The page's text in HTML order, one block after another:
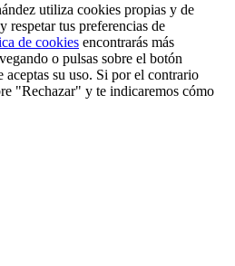
utiliza cookies propias y de
respetar tus preferencias de
de cookies encontrarás más
o pulsas sobre el botón
su uso. Si por el contrario
"Rechazar" y te indicaremos cómo